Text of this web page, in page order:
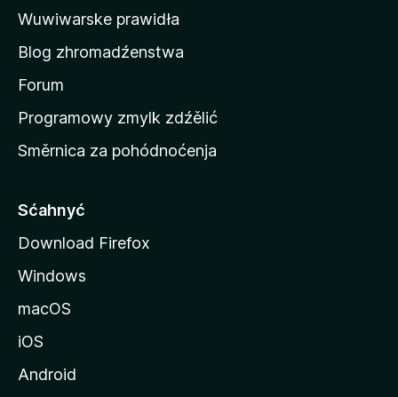
s
r
o
n
e
o
i
l
Wuwiwarske prawidła
Blog zhromadźenstwa
Forum
Programowy zmylk zdźělić
Směrnica za pohódnoćenja
Sćahnyć
Download Firefox
Windows
macOS
iOS
Android